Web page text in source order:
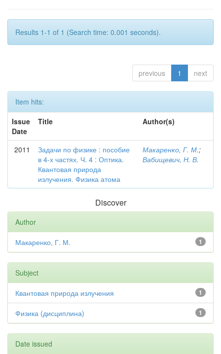
Results 1-1 of 1 (Search time: 0.001 seconds).
previous 1 next
Item hits:
Issue
Date
Title Author(s)
2011
Задачи по физике : пособие
в 4-х частях. Ч. 4 : Оптика.
Квантовая природа
излучения. Физика атома
Макаренко, Г. М.;
Вабищевич, Н. В.
Discover
Author
1
Макаренко, Г. М.
Subject
1
Квантовая природа излучения
1
Физика (дисциплина)
Date issued